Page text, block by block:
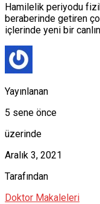
Hamilelik periyodu
beraberinde getiren
içlerinde yeni bir
Yayınlanan
5 sene önce
üzerinde
Aralık 3, 2021
Tarafından
Doktor Makaleleri